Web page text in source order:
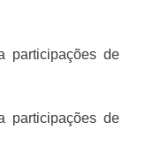
participações de
participações de